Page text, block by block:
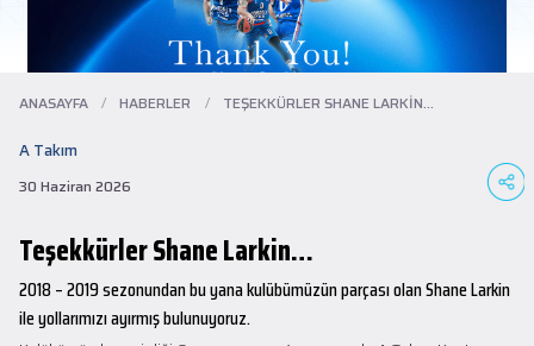
ANASAYFA / HABERLER / TEŞEKKÜRLER SHANE LARKIN…
A Takım
30 Haziran 2026
Teşekkürler Shane Larkin…
2018 – 2019 sezonundan bu yana kulübümüzün parçası olan Shane Larkin
ile yollarımızı ayırmış bulunuyoruz.